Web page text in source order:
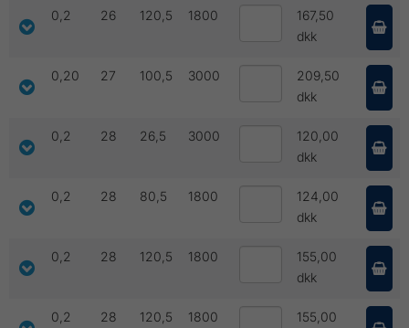
0,2 26 120,5 1800
167,50
dkk
0,20 27 100,5 3000
209,50
dkk
0,2 28 26,5 3000
120,00
dkk
0,2 28 80,5 1800
124,00
dkk
0,2 28 120,5 1800
155,00
dkk
0,2 28 120,5 1800
155,00